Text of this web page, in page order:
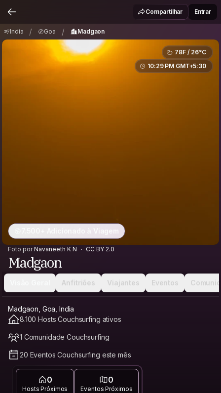
Compartilhar Entrar
India / Goa / Madgaon
78F / 26°C
10:29 PM GMT+5:30
7.500+ Adicionado à Viagem
Foto porNavaneeth K N CC BY 2.0
Madgaon
Anfitriões Viajantes Eventos
Madgaon, Goa, India
8.100 Hosts Couchsurfing ativos
1 Comunidade Couchsurfing
20 Eventos Couchsurfing este mês
0
Hosts Próximos
0
Eventos Próximos